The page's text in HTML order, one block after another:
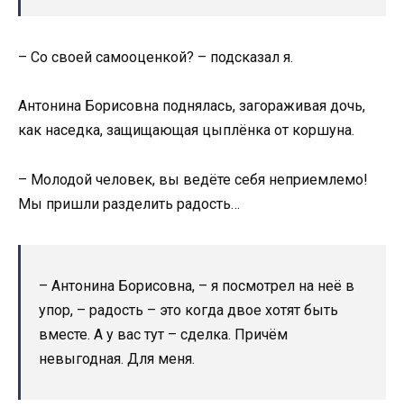
– Со своей самооценкой? – подсказал я.
Антонина Борисовна поднялась, загораживая дочь,
как наседка, защищающая цыплёнка от коршуна.
– Молодой человек, вы ведёте себя неприемлемо!
Мы пришли разделить радость…
– Антонина Борисовна, – я посмотрел на неё в
упор, – радость – это когда двое хотят быть
вместе. А у вас тут – сделка. Причём
невыгодная. Для меня.